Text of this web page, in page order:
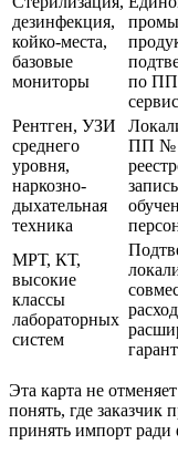
дезинфекция,
койко-места,
базовые
мониторы
по
Рентген, УЗИ
среднего
уровня,
наркозно-
дыхательная
техника
ПП №
МРТ, КТ,
высокие
классы
лабораторных
систем
Эта карта не
понять, где заказчик
принять импорт